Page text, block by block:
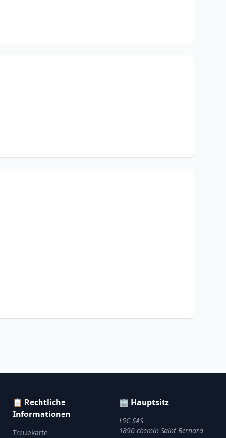
📋 Rechtliche
Informationen
Treuekarte
🏢 Hauptsitz
L5C SAS
1890 chemin Saint Bernard